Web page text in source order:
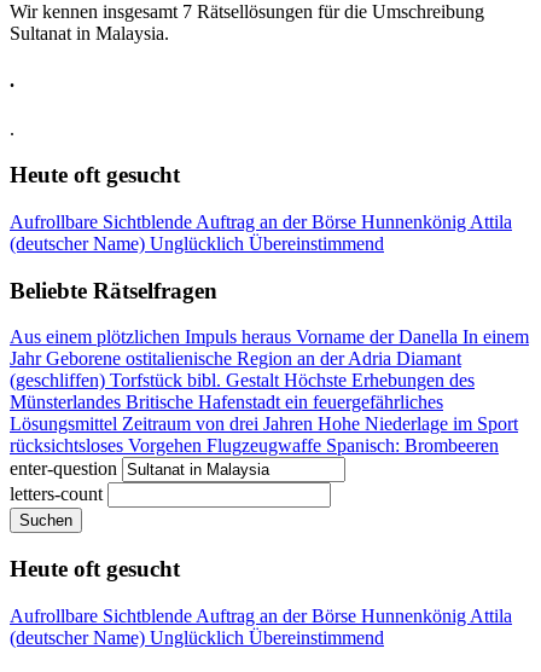
Wir kennen insgesamt 7 Rätsellösungen für die Umschreibung
Sultanat in Malaysia.
.
.
Heute oft gesucht
Aufrollbare Sichtblende Auftrag an der Börse Hunnenkönig Attila
(deutscher Name) Unglücklich Übereinstimmend
Beliebte Rätselfragen
Aus einem plötzlichen Impuls heraus Vorname der Danella In einem
Jahr Geborene ostitalienische Region an der Adria Diamant
(geschliffen) Torfstück bibl. GestaltHöchste Erhebungen des
Münsterlandes Britische Hafenstadtein feuergefährliches
Lösungsmittel Zeitraum von drei Jahren Hohe Niederlage im Sport
rücksichtsloses Vorgehen Flugzeugwaffe Spanisch: Brombeeren
enter-question
letters-count
Suchen
Heute oft gesucht
Aufrollbare Sichtblende Auftrag an der Börse Hunnenkönig Attila
(deutscher Name) Unglücklich Übereinstimmend